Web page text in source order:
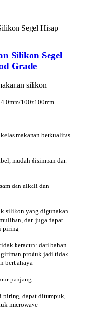
Silikon Segel
Grade
silikon
0mm/100x100mm
makanan berkualitas
mudah disimpan dan
dan alkali dan
silikon yang digunakan
dan juga dapat
piring
beracun: dari bahan
produk jadi tidak
berbahaya
panjang
piring, dapat ditumpuk,
microwave